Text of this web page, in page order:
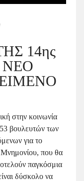
14ης
ΝΕΟ
στην κοινωνία
βουλευτών των
για το
Μνημονίου, που θα
παγκόσμια
δύσκολο να